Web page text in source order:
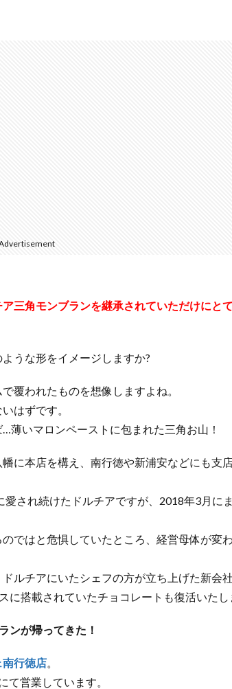
三角モンブランを継承されていただけにと
うな形をイメージしますか?
覆われたものを想像しますよね。
はずです。
薄いマロンペーストに包まれた三角お山！
に本店を構え、南行徳や新浦安などにも支
され続けたドルチアですが、2018年3月に
ではと危惧していたところ、経営母体が変
ルチアにいたシェフの方が立ち上げた新会
に搭載されていたチョコレートも復活いたし
ンが帰ってきた！
行徳店。
営業しています。